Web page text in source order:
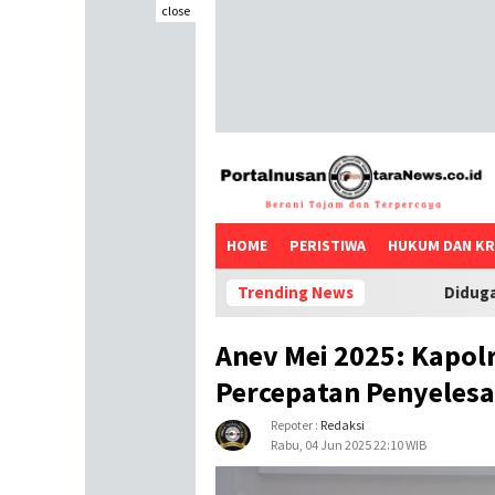
close
HOME PERISTIWA HUKUM DAN
Trending NewsDiduga Pelanggaran
Anev Mei 2025:
Percepatan
Repoter : Redaksi
Rabu, 04 Jun 2025 22:10 WIB